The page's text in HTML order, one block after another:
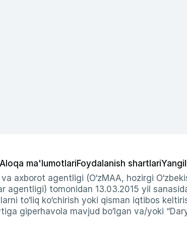
Aloqa ma'lumotlariFoydalanish shartlari
axborot agentligi (O‘zMAA, hozirgi
agentligi) tomonidan 13.03.2015 yil
to‘liq ko‘chirish yoki qisman iqtibos
giperhavola mavjud bo‘lgan va/yoki